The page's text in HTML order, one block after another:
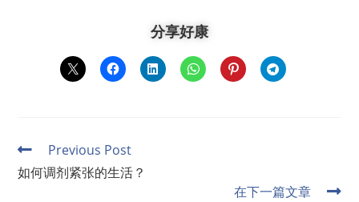
分享好康
Previous Post
如何调剂紧张的生活？
在下一篇文章